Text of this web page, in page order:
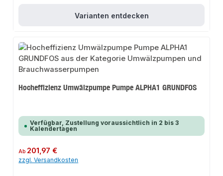
Varianten entdecken
Hocheffizienz Umwälzpumpe Pumpe ALPHA1 GRUNDFOS
Verfügbar, Zustellung voraussichtlich in 2 bis 3
Kalendertagen
Regulärer Preis:
Ab 201,97 €
zzgl. Versandkosten